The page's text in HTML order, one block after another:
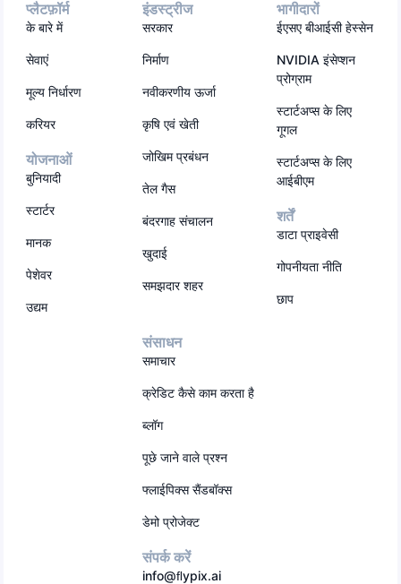
प्लैटफ़ॉर्म
के बारे में
सेवाएं
मूल्य निर्धारण
करियर
योजनाओं
बुनियादी
स्टार्टर
मानक
पेशेवर
उद्यम
इंडस्ट्रीज
सरकार
निर्माण
नवीकरणीय ऊर्जा
कृषि एवं खेती
जोखिम प्रबंधन
तेल गैस
बंदरगाह संचालन
खुदाई
समझदार शहर
भागीदारों
ईएसए बीआईसी हेस्सेन
NVIDIA इंसेप्शन
प्रोग्राम
स्टार्टअप्स के लिए
गूगल
स्टार्टअप्स के लिए
आईबीएम
शर्तें
डाटा प्राइवेसी
गोपनीयता नीति
छाप
संसाधन
समाचार
क्रेडिट कैसे काम करता है
ब्लॉग
पूछे जाने वाले प्रश्न
फ्लाईपिक्स सैंडबॉक्स
डेमो प्रोजेक्ट
संपर्क करें
info@ﬂypix.ai